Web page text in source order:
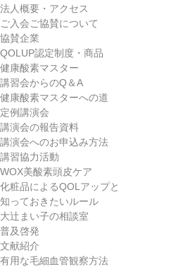
法人概要・アクセス
ご入会ご協賛について
協賛企業
QOLUP認定制度・商品
健康酸素マスター
講習会からのQ＆A
健康酸素マスターへの道
定例講演会
講演会の報告資料
講演会へのお申込み方法
講習協力活動
WOX美酸素頭皮ケア
化粧品によるQOLアップと
知っておきたいルール
大辻まい子の相談室
普及啓発
文献紹介
有用な毛細血管観察方法